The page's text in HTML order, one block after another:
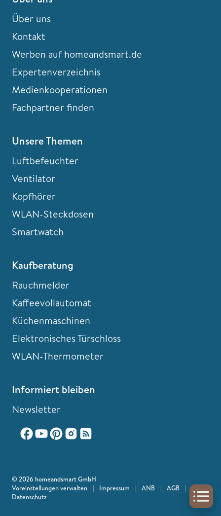
Über uns
Kontakt
Werben auf homeandsmart.de
Expertenverzeichnis
Medienkooperationen
Fachpartner finden
Unsere Themen
Luftbefeuchter
Ventilator
Kopfhörer
WLAN-Steckdosen
Smartwatch
Kaufberatung
Rauchmelder
Kaffeevollautomat
Küchenmaschinen
Elektronisches Türschloss
WLAN-Thermometer
Informiert bleiben
Newsletter
© 2026 homeandsmart GmbH
Voreinstellungen verwalten
| Impressum | ANB | AGB
|
Datenschutz